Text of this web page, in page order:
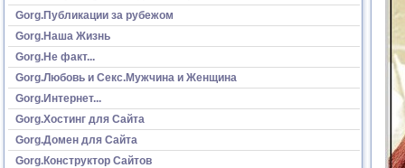
Gorg.Публикации за рубежом
Gorg.Наша Жизнь
Gorg.Не факт...
Gorg.Любовь и Секс.Мужчина и Женщина
Gorg.Интернет...
Gorg.Хостинг для Сайта
Gorg.Домен для Сайта
Gorg.Конструктор Сайтов